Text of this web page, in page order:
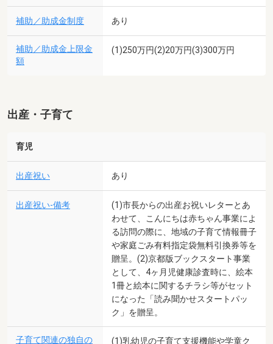
補助／助成金制度 あり
補助／助成金上限金
額
(1)250万円(2)20万円(3)300万円
出産・子育て
育児
出産祝い あり
出産祝い-備考
(1)市長からの出産お祝いレターとあ
わせて、こんにちは赤ちゃん事業によ
る訪問の際に、地域の子育て情報冊子
や家庭ごみ有料指定袋無料引換券等を
贈呈。(2)京都版ブックスタート事業
として、4ヶ月児健康診査時に、絵本
1冊と絵本に関するチラシ等がセット
になった「読み聞かせスタートパッ
ク」を贈呈。
子育て関連の独自の
(1)乳幼児の子育て支援機能や学童ク